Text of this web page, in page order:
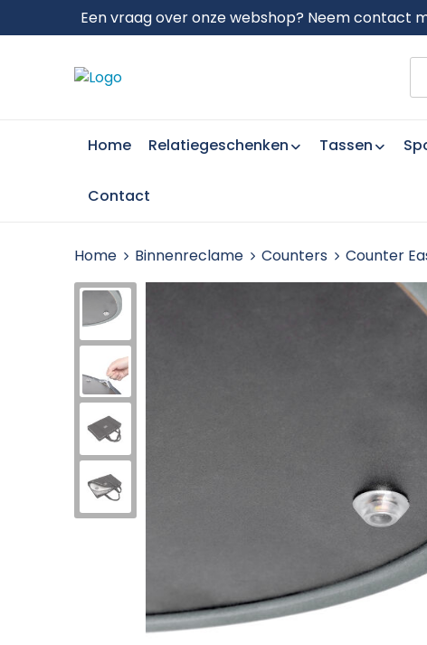
Een vraag over onze webshop? Neem contact
Home Relatiegeschenken Tassen
Contact
Home Binnenreclame Counters Counter